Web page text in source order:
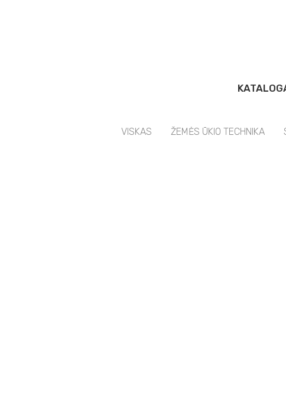
VISKAS ŽEMĖS ŪKIO TECHNIKA